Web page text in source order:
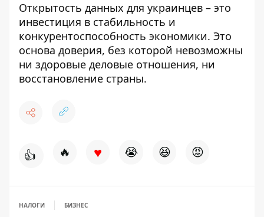
Открытость данных для украинцев – это
инвестиция в стабильность и
конкурентоспособность экономики. Это
основа доверия, без которой невозможны
ни здоровые деловые отношения, ни
восстановление страны.
👍 🔥 ♥ 😭 😆 😡
НАЛОГИ БИЗНЕС